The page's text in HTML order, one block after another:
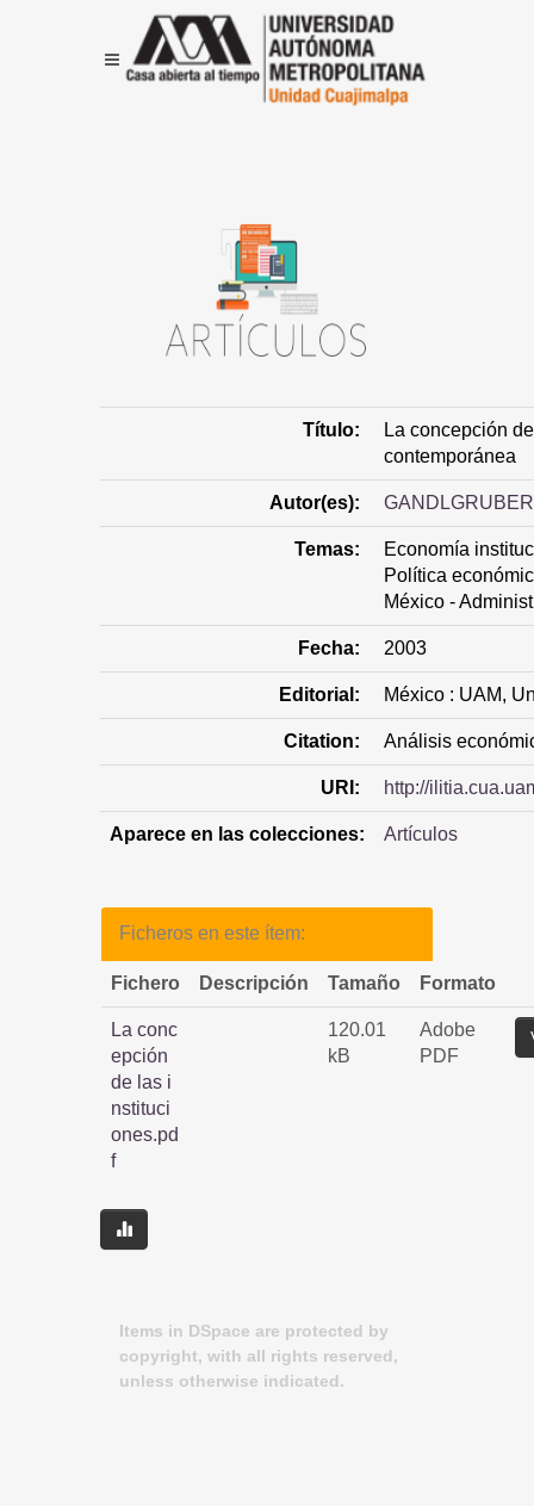
Título:
La concepción
contemporánea
Autor(es):
Temas:
Economía
Política
México -
Fecha: 2003
Editorial: México : UAM,
Citation: Análisis
URI: http://
Aparece en las colecciones: Artículos
Ficheros en este ítem:
Fichero Descripción Tamaño Formato
La conc
epción
de las i
nstituci
ones.pd
f
120.01
kB
Adobe
PDF
Items in DSpace are protected by
copyright, with all rights reserved,
unless otherwise indicated.